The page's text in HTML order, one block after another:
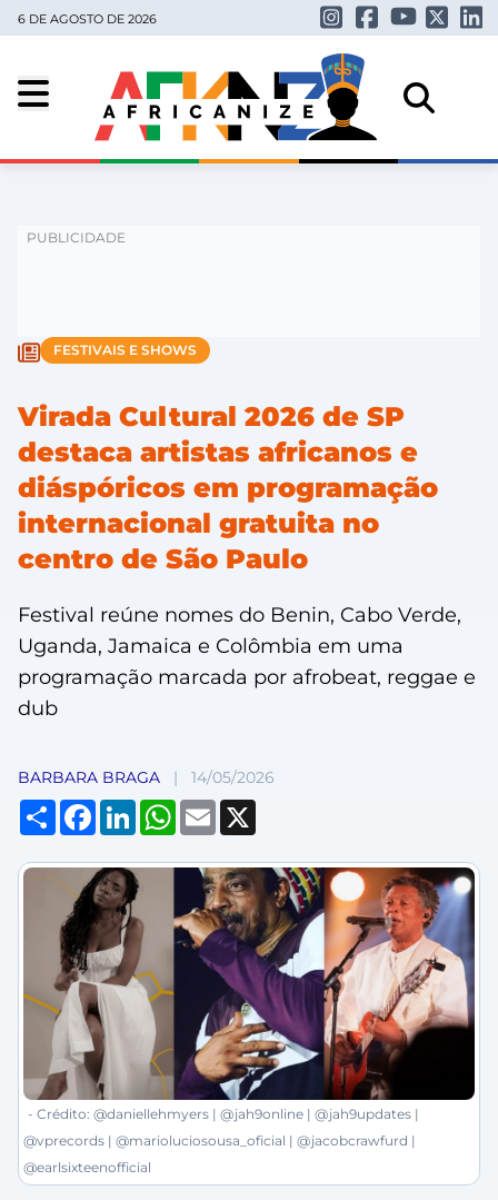
6 DE AGOSTO DE 2026
FESTIVAIS E SHOWS
Virada Cultural 2026 de SP
destaca artistas africanos e
diáspóricos em programação
internacional gratuita no
centro de São Paulo
Festival reúne nomes do Benin, Cabo Verde,
Uganda, Jamaica e Colômbia em uma
programação marcada por afrobeat, reggae e
dub
BARBARA BRAGA | 14/05/2026
Compartilhar
Facebook
LinkedInWhatsApp
Email
- Crédito: @daniellehmyers | @jah9online | @jah9updates |
@vprecords | @marioluciosousa_oficial | @jacobcrawfurd |
@earlsixteenofficial